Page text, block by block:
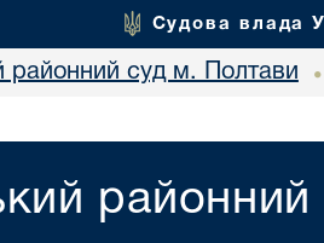
Судова влада
районний суд м. Полтави •